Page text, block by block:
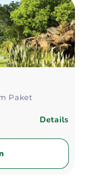
Paket
Details